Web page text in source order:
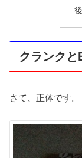
クランク
さて、正体です。